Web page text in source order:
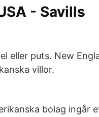
- Savills
eller puts. New
villor.
bolag ingår